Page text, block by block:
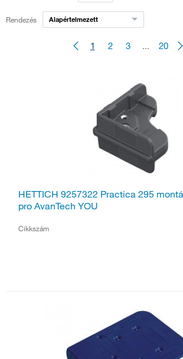
Rendezés Alapértelmezett
1 2 3 ... 20
HETTICH 9257322 Practica 295
pro AvanTech YOU
Cikkszám